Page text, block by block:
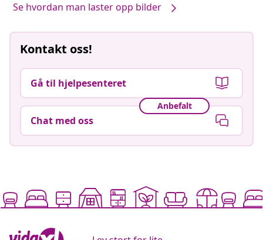
Se hvordan man laster opp bilder
Kontakt oss!
Gå til hjelpesenteret
Anbefalt
Chat med oss